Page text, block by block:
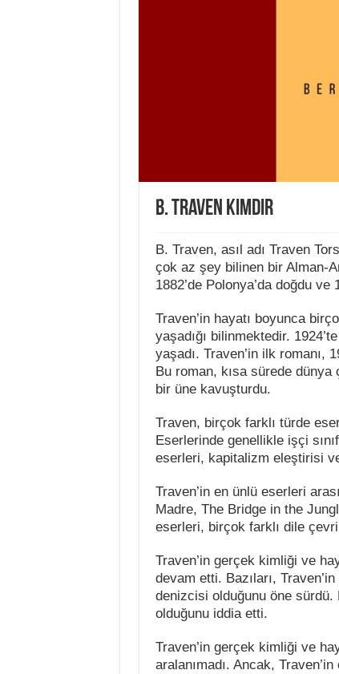
B. Traven Kimdir
B. Traven, asıl adı Traven
çok az şey bilinen bir Alman-
1882’de Polonya’da doğdu ve
Traven’in hayatı boyunca
yaşadığı bilinmektedir.
yaşadı. Traven’in ilk romanı,
Bu roman, kısa sürede dünya
bir üne kavuşturdu.
Traven, birçok farklı türde
Eserlerinde genellikle işçi
eserleri, kapitalizm eleştirisi
Traven’in en ünlü eserleri
Madre, The Bridge in the
eserleri, birçok farklı dile
Traven’in gerçek kimliği ve
devam etti. Bazıları,
denizcisi olduğunu öne sürdü.
olduğunu iddia etti.
Traven’in gerçek kimliği ve
aralanımadı. Ancak,